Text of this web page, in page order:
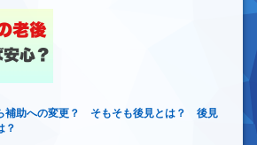
補助への変更？ そもそも後見とは？ 後見
？